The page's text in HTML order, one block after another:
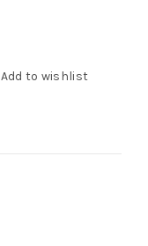
Add to wishlist